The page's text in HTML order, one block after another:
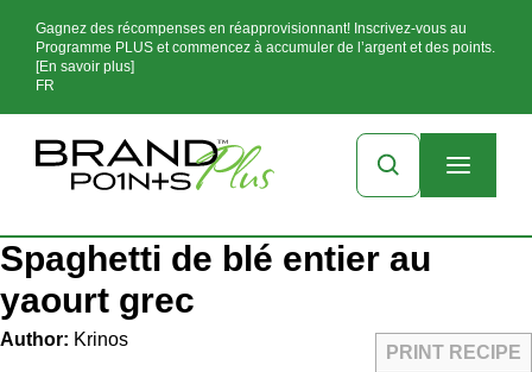
Gagnez des récompenses en réapprovisionnant! Inscrivez-vous au
Programme PLUS et commencez à accumuler de l’argent et des points.
[En savoir plus]
FR
Spaghetti de blé entier au
yaourt grec
PRINT RECIPE
Author: Krinos